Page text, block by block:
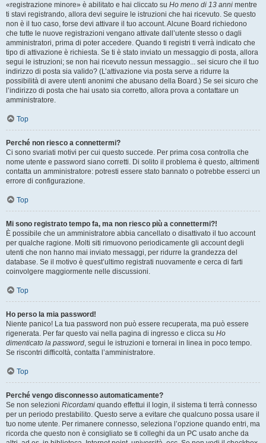
«registrazione minore» è abilitato e hai cliccato su Ho meno di 13 anni mentre
ti stavi registrando, allora devi seguire le istruzioni che hai ricevuto. Se questo
non è il tuo caso, forse devi attivare il tuo account. Alcune Board richiedono
che tutte le nuove registrazioni vengano attivate dall’utente stesso o dagli
amministratori, prima di poter accedere. Quando ti registri ti verrà indicato che
tipo di attivazione è richiesta. Se ti è stato inviato un messaggio di posta, allora
segui le istruzioni; se non hai ricevuto nessun messaggio... sei sicuro che il tuo
indirizzo di posta sia valido? (L’attivazione via posta serve a ridurre la
possibilità di avere utenti anonimi che abusano della Board.) Se sei sicuro che
l’indirizzo di posta che hai usato sia corretto, allora prova a contattare un
amministratore.
Top
Perché non riesco a connettermi?
Ci sono svariati motivi per cui questo succede. Per prima cosa controlla che
nome utente e password siano corretti. Di solito il problema è questo, altrimenti
contatta un amministratore: potresti essere stato bannato o potrebbe esserci un
errore di configurazione.
Top
Mi sono registrato tempo fa, ma non riesco più a connettermi?!
È possibile che un amministratore abbia cancellato o disattivato il tuo account
per qualche ragione. Molti siti rimuovono periodicamente gli account degli
utenti che non hanno mai inviato messaggi, per ridurre la grandezza del
database. Se il motivo è quest’ultimo registrati nuovamente e cerca di farti
coinvolgere maggiormente nelle discussioni.
Top
Ho perso la mia password!
Niente panico! La tua password non può essere recuperata, ma può essere
rigenerata. Per far questo vai nella pagina di ingresso e clicca su Ho
dimenticato la password, segui le istruzioni e tornerai in linea in poco tempo.
Se riscontri difficoltà, contatta l’amministratore.
Top
Perché vengo disconnesso automaticamente?
Se non selezioni Ricordami quando effettui il login, il sistema ti terrà connesso
per un periodo prestabilito. Questo serve a evitare che qualcuno possa usare il
tuo nome utente. Per rimanere connesso, seleziona l’opzione quando entri, ma
ricorda che questo non è consigliato se ti colleghi da un PC usato anche da